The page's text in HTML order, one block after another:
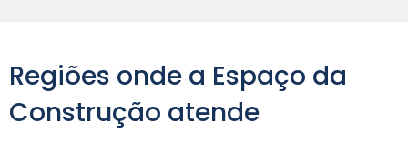
a liderança das equipes. A motivação e a
capacitação dos profissionais envolvidos no
projeto são fundamentais para que os
Regiões onde a Espaço da
Construção atende